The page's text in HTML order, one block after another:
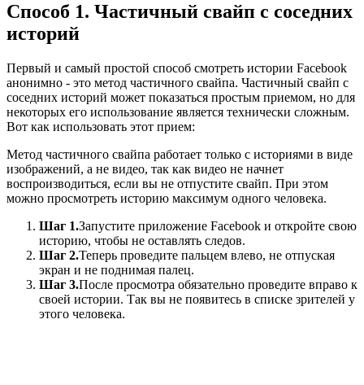
Способ 1. Частичный свайп с соседних
историй
Первый и самый простой способ смотреть истории Facebook
анонимно - это метод частичного свайпа. Частичный свайп с
соседних историй может показаться простым приемом, но для
некоторых его использование является технически сложным.
Вот как использовать этот прием:
Метод частичного свайпа работает только с историями в виде
изображений, а не видео, так как видео не начнет
воспроизводиться, если вы не отпустите свайп. При этом
можно просмотреть историю максимум одного человека.
Шаг 1.Запустите приложение Facebook и откройте свою
историю, чтобы не оставлять следов.
Шаг 2.Теперь проведите пальцем влево, не отпуская
экран и не поднимая палец.
Шаг 3.После просмотра обязательно проведите вправо к
своей истории. Так вы не появитесь в списке зрителей у
этого человека.